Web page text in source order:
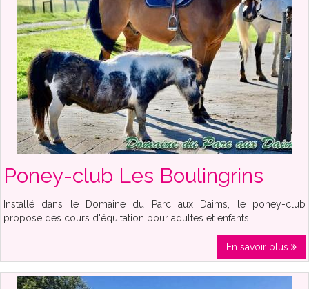
Poney-club Les Boulingrins
Installé dans le Domaine du Parc aux Daims, le poney-club
propose des cours d'équitation pour adultes et enfants.
En savoir plus